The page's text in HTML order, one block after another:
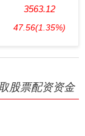
3563.12
47.56(1.35%)
股票配资资金